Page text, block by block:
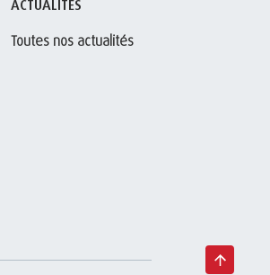
ACTUALITÉS
Toutes nos actualités